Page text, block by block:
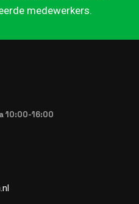
medewerkers.
10:00-16:00